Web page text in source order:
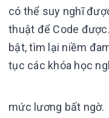
có thể suy nghĩ
thuật để Code
bật, tìm lại niềm
tục các khóa học
mức lương bất ngờ.